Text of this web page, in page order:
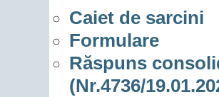
Caiet de sarcini
Formulare
Răspuns
(Nr.4736/